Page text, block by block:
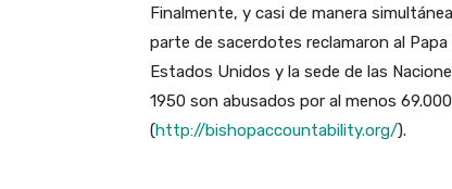
Finalmente, y casi de manera
parte de sacerdotes reclamaron al
Estados Unidos y la sede de las
1950 son abusados por al menos
(http://bishopaccountability.org/).